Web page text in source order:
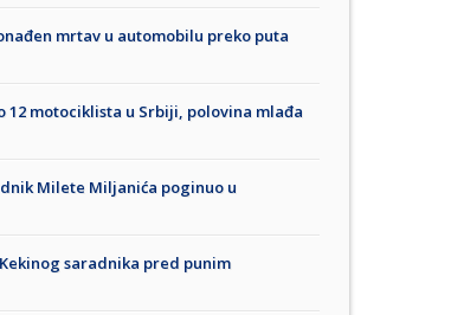
mrtav u automobilu preko puta
motociklista u Srbiji, polovina mlađa
Milete Miljanića poginuo u
saradnika pred punim